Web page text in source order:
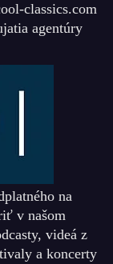
classics.com
agentúry
na
v našom
videá z
a koncerty